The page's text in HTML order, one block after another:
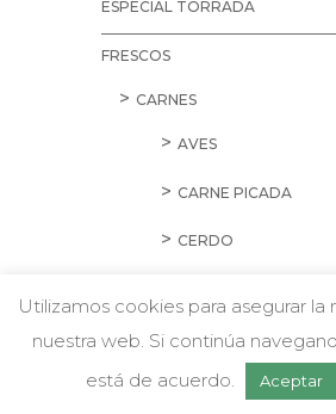
ESPECIAL TORRADA
FRESCOS
CARNES
AVES
CARNE PICADA
CERDO
EMBUTIDOS
HAMBURGUESAS Y
w
Utilizamos cookies para asegurar
nuestra web. Si continúa
está de acuerdo.
Aceptar